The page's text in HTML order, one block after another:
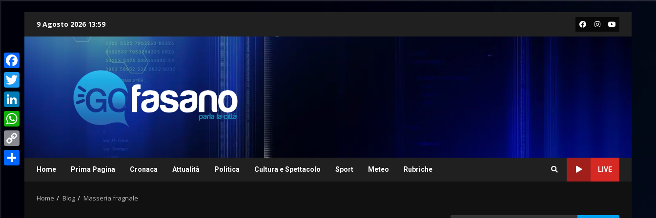
9 Agosto 2026 13:59 Facebook
Instagram
Youtube
Home Prima Pagina Cronaca Attualità Politica Cultura e Spettacolo Sport Meteo Rubriche LIVE
Home Blog Masseria fragnale
Facebook
Twitter
LinkedIn
WhatsApp
Copy